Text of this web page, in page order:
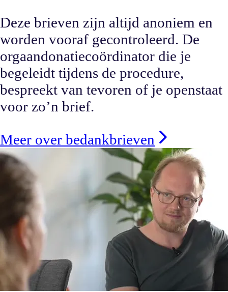
Deze brieven zijn altijd anoniem en
worden vooraf gecontroleerd. De
orgaandonatiecoördinator die je
begeleidt tijdens de procedure,
bespreekt van tevoren of je openstaat
voor zo’n brief.
Meer over bedankbrieven